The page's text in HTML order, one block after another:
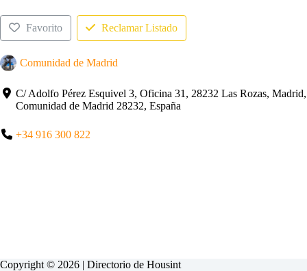
Favorito Reclamar Listado
Comunidad de Madrid
C/ Adolfo Pérez Esquivel 3, Oficina 31, 28232 Las Rozas, Madrid,
Comunidad de Madrid 28232, España
+34 916 300 822
Copyright © 2026 | Directorio de Housint